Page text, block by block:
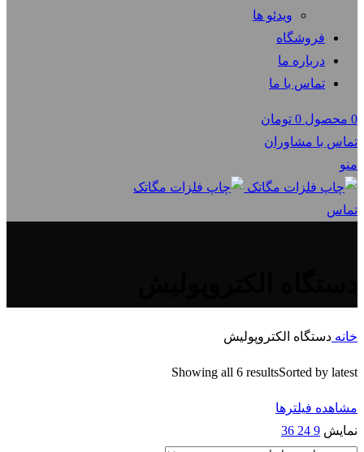
ویدئو ها
فروشگاه
درباره ما
تماس با ما
0 محصول 0 تومان
تماس با مشاوران
منو
تماس
خانه دستگاه الکتروپولیش
Showing all 6 resultsSorted by latest
مشاهده فیلترها
نمایش 9
24
36